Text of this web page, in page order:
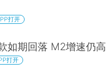
打开
如期回落 M2增速仍高
打开